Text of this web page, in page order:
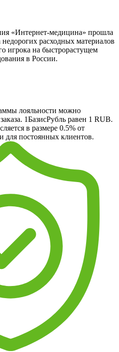
«Интернет-медицина» прошла
расходных материалов
игрока на быстрорастущем
в России.
лояльности можно
1БазисРубль равен 1 RUB.
в размере 0.5% от
постоянных клиентов.